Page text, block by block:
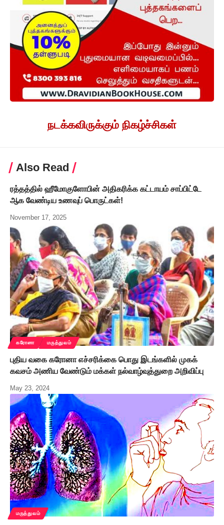
நடக்கவிருக்கும் நிகழ்ச்சிகள்
Also Read
ரத்தத்தில் ஹீமோகுளோபின் அதிகரிக்க கட்டாயம் சாப்பிட்டே
ஆக வேண்டிய உணவுப் பொருட்கள்!
November 17, 2025
கரோனா மருத்துவம்
புதிய வகை கரோனா எச்சரிக்கை பொது இடங்களில் முகக்
கவசம் அணிய வேண்டும் மக்கள் நல்வாழ்வுத்துறை அறிவிப்பு
May 23, 2024
மருத்துவம்